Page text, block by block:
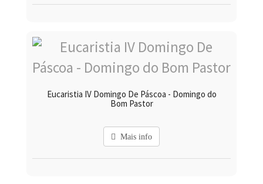
Eucaristia IV Domingo De Páscoa - Domingo do
Bom Pastor
Mais info